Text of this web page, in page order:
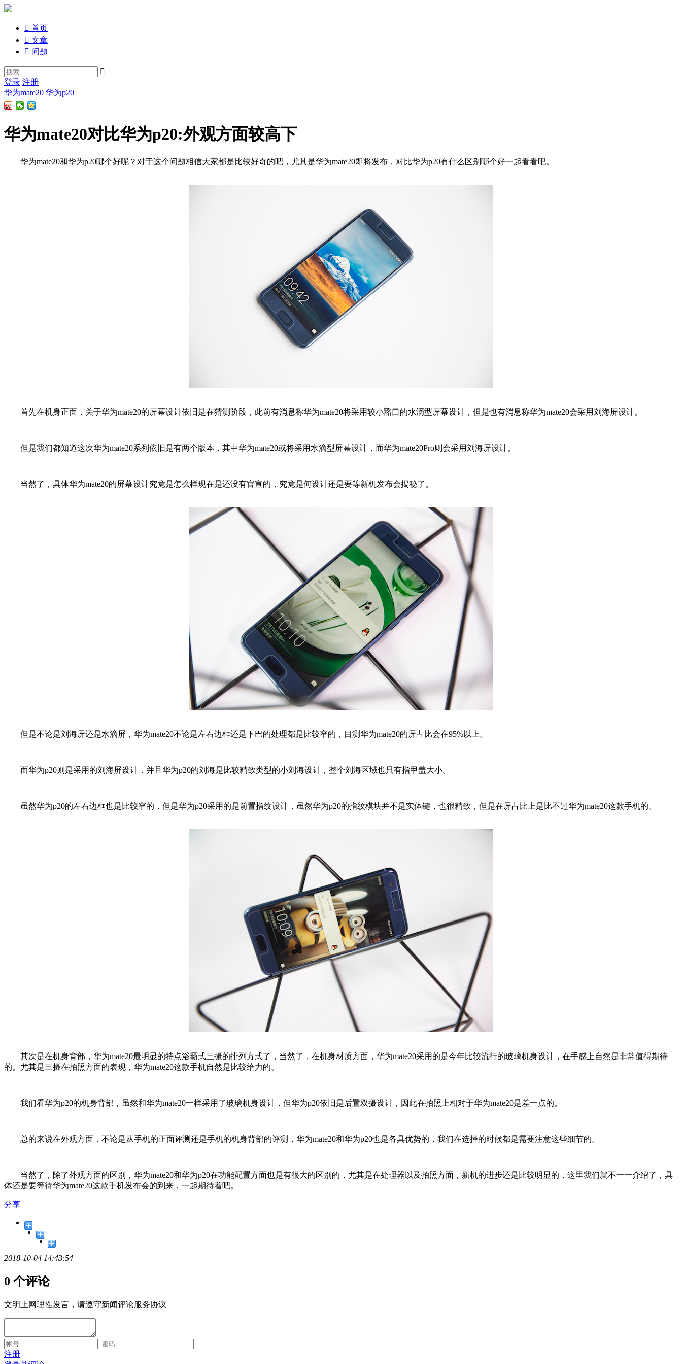
 首页
 文章
 问题

登录 注册
华为mate20 华为p20
华为mate20对比华为p20:外观方面较高下
华为mate20和华为p20哪个好呢？对于这个问题相信大家都是比较好奇的吧，尤其是华为mate20即将发布，对比华为p20有什么区别哪个好一起看看吧。
首先在机身正面，关于华为mate20的屏幕设计依旧是在猜测阶段，此前有消息称华为mate20将采用较小豁口的水滴型屏幕设计，但是也有消息称华为mate20会采用刘海屏设计。
但是我们都知道这次华为mate20系列依旧是有两个版本，其中华为mate20或将采用水滴型屏幕设计，而华为mate20Pro则会采用刘海屏设计。
当然了，具体华为mate20的屏幕设计究竟是怎么样现在是还没有官宣的，究竟是何设计还是要等新机发布会揭秘了。
但是不论是刘海屏还是水滴屏，华为mate20不论是左右边框还是下巴的处理都是比较窄的，目测华为mate20的屏占比会在95%以上。
而华为p20则是采用的刘海屏设计，并且华为p20的刘海是比较精致类型的小刘海设计，整个刘海区域也只有指甲盖大小。
虽然华为p20的左右边框也是比较窄的，但是华为p20采用的是前置指纹设计，虽然华为p20的指纹模块并不是实体键，也很精致，但是在屏占比上是比不过华为mate20这款手机的。
其次是在机身背部，华为mate20最明显的特点浴霸式三摄的排列方式了，当然了，在机身材质方面，华为mate20采用的是今年比较流行的玻璃机身设计，在手感上自然是非常值得期待
的。尤其是三摄在拍照方面的表现，华为mate20这款手机自然是比较给力的。
我们看华为p20的机身背部，虽然和华为mate20一样采用了玻璃机身设计，但华为p20依旧是后置双摄设计，因此在拍照上相对于华为mate20是差一点的。
总的来说在外观方面，不论是从手机的正面评测还是手机的机身背部的评测，华为mate20和华为p20也是各具优势的，我们在选择的时候都是需要注意这些细节的。
当然了，除了外观方面的区别，华为mate20和华为p20在功能配置方面也是有很大的区别的，尤其是在处理器以及拍照方面，新机的进步还是比较明显的，这里我们就不一一介绍了，具
体还是要等待华为mate20这款手机发布会的到来，一起期待着吧。
分享
2018-10-04 14:43:54
0 个评论
文明上网理性发言，请遵守新闻评论服务协议
注册